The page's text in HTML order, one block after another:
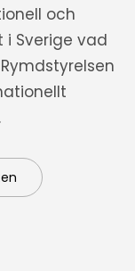
och
Sverige vad